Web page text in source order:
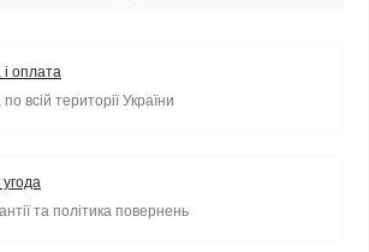
і оплата
всій території України
угода
та політика повернень